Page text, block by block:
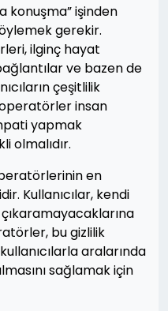
konuşma” işinden
gerekir.
ilginç hayat
ve bazen de
çeşitlilik
insan
yapmak
olmalıdır.
en
Kullanıcılar, kendi
çıkaramayacaklarına
bu gizlilik
aralarında
sağlamak için